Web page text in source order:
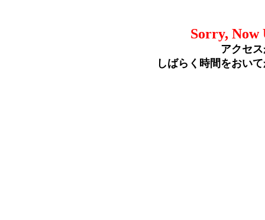
Sorry, Now
アクセ
しばらく時間をおい